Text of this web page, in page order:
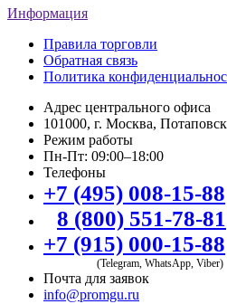
Информация
Правила торговли
Обратная связь
Политика
Адрес центрального офиса
101000, г. Москва,
Режим работы
Пн-Пт: 09:00–18:00
Телефоны
+7 (495) 008-15-88
8 (800) 551-78-81
+7 (915) 000-15-88
(Telegram, WhatsApp, Viber)
Почта для заявок
info@promgu.ru